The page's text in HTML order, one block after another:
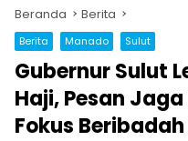
Beranda Berita
Berita Manado Sulut
Gubernur Sulut
Haji, Pesan
Fokus Beribadah